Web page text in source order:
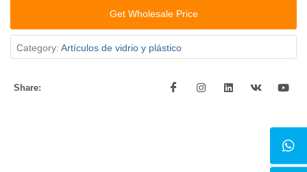
Get Wholesale Price
Category: Artículos de vidrio y plástico
Share: